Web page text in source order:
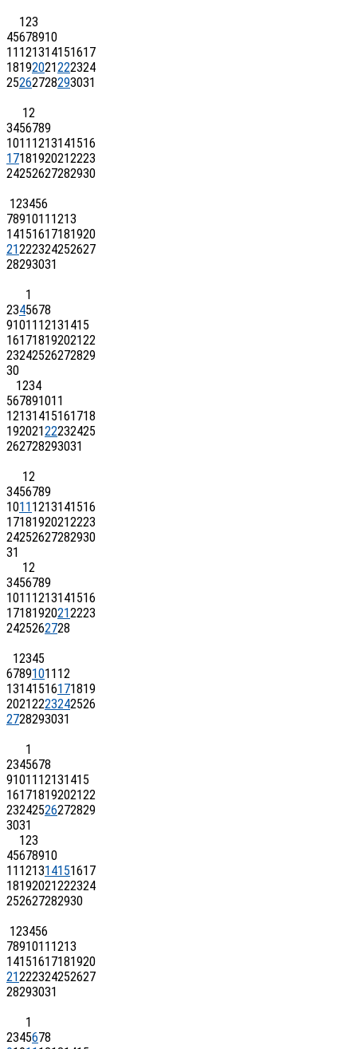
123
45678910
11121314151617
18192021222324
25262728293031
12
3456789
10111213141516
17181920212223
24252627282930
123456
78910111213
14151617181920
21222324252627
28293031
1
2345678
9101112131415
16171819202122
23242526272829
30
1234
567891011
12131415161718
19202122232425
262728293031
12
3456789
10111213141516
17181920212223
24252627282930
31
12
3456789
10111213141516
17181920212223
2425262728
12345
6789101112
13141516171819
20212223242526
2728293031
1
2345678
9101112131415
16171819202122
23242526272829
3031
123
45678910
11121314151617
18192021222324
252627282930
123456
78910111213
14151617181920
21222324252627
28293031
1
2345678